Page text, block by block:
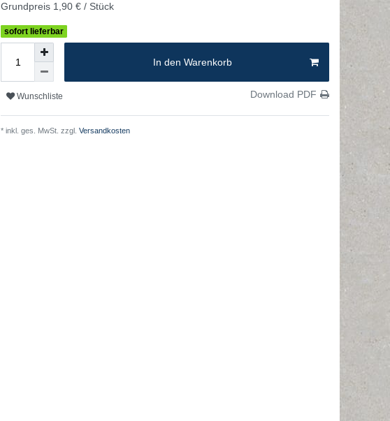
Grundpreis 1,90 € / Stück
sofort lieferbar
In den Warenkorb
Wunschliste Download PDF
* inkl. ges. MwSt. zzgl. Versandkosten